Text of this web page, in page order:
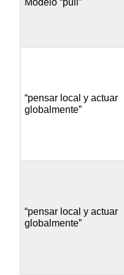
“pensar local y actuar
globalmente”
“pensar local y actuar
globalmente”